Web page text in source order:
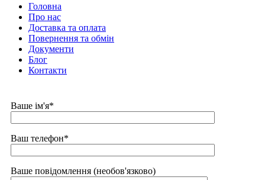
Головна
Про нас
Доставка та оплата
Повернення та обмін
Документи
Блог
Контакти
Ваше ім'я*
Ваш телефон*
Ваше повідомлення (необов'язково)